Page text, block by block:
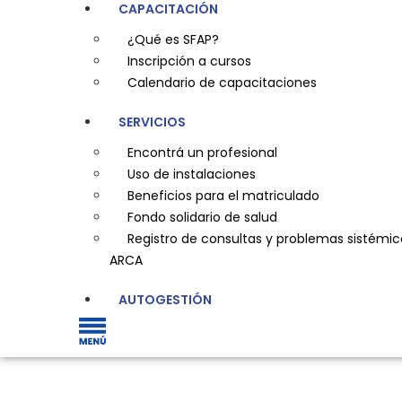
CAPACITACIÓN
¿Qué es SFAP?
Inscripción a cursos
Calendario de capacitaciones
SERVICIOS
Encontrá un profesional
Uso de instalaciones
Beneficios para el matriculado
Fondo solidario de salud
Registro de consultas y problemas
ARCA
AUTOGESTIÓN